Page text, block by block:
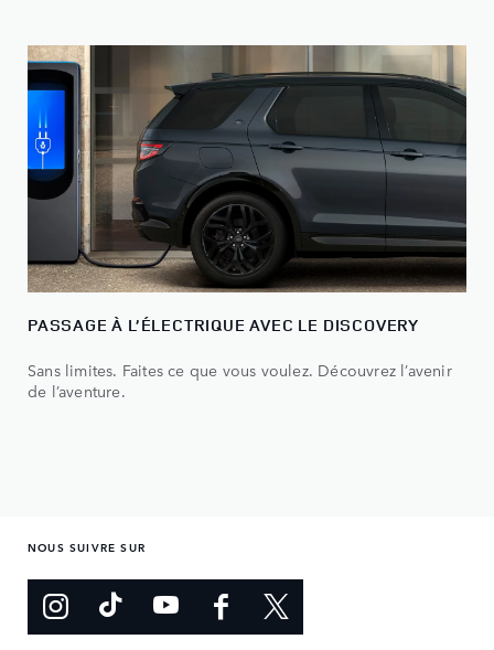
PASSAGE À L’ÉLECTRIQUE AVEC LE DISCOVERY
Sans limites. Faites ce que vous voulez. Découvrez l’avenir
de l’aventure.
NOUS SUIVRE SUR